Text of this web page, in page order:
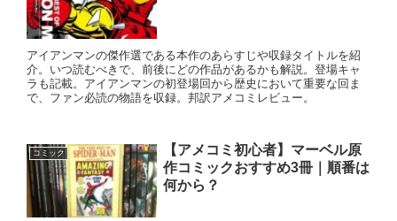
アイアンマンの傑作選である本作のあらすじや収録タイトルを紹
介。いつ読むべきで、前後にどの作品があるかも解説。登場キャ
ラも記載。アイアンマンの初登場回から歴史において重要な回ま
で、ファン必読の物語を収録。邦訳アメコミレビュー。
コミック
【アメコミ初心者】マーベル原
作コミックおすすめ3冊｜順番は
何から？